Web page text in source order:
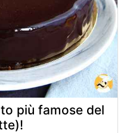
più famose del